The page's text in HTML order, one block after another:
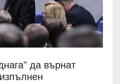
да върнат